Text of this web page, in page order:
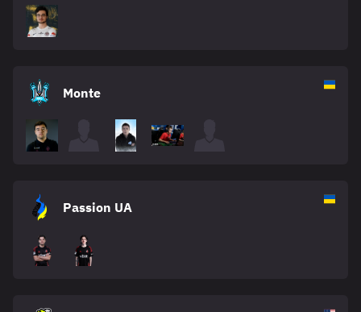
Monte
Passion UA